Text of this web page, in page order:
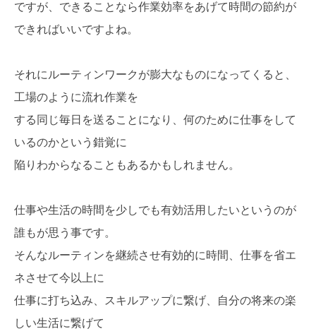
ですが、できることなら作業効率をあげて時間の節約が
できればいいですよね。
それにルーティンワークが膨大なものになってくると、
工場のように流れ作業を
する同じ毎日を送ることになり、何のために仕事をして
いるのかという錯覚に
陥りわからなることもあるかもしれません。
仕事や生活の時間を少しでも有効活用したいというのが
誰もが思う事です。
そんなルーティンを継続させ有効的に時間、仕事を省エ
ネさせて今以上に
仕事に打ち込み、スキルアップに繋げ、自分の将来の楽
しい生活に繋げて